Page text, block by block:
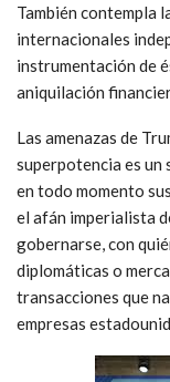
También contempla
internacionales
instrumentación de
aniquilación
Las amenazas de
superpotencia es un
en todo momento
el afán imperialista
gobernarse, con
diplomáticas o
transacciones que
empresas